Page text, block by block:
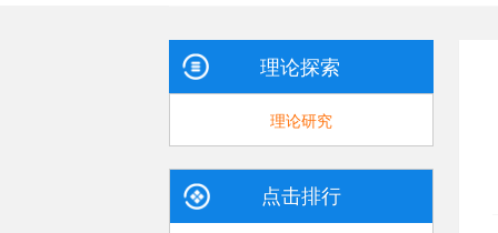
理论探索
理论研究
点击排行